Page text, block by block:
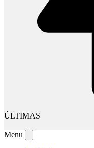
ÚLTIMAS
Menu